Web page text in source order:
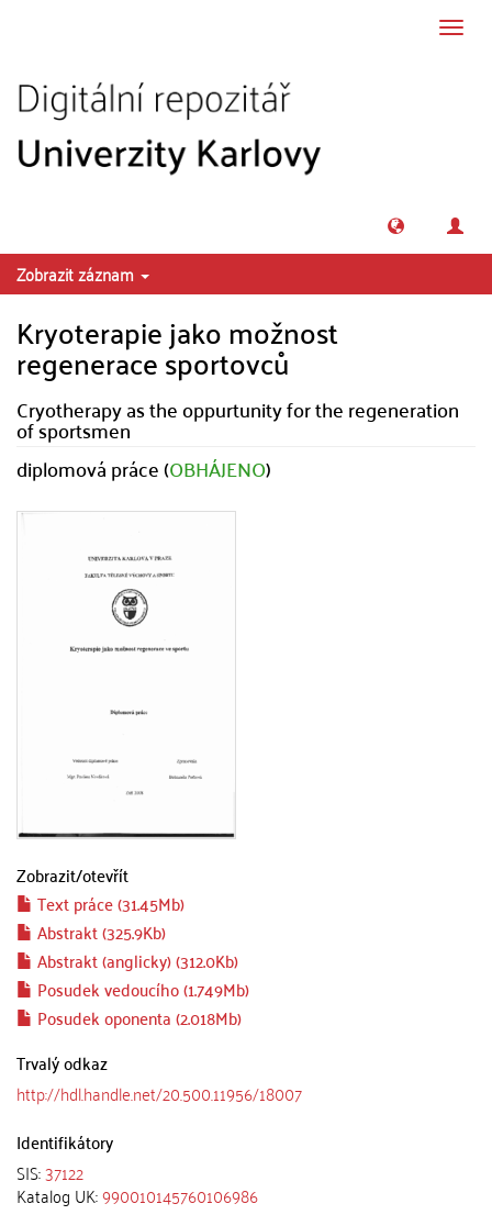
Zobrazit záznam
Kryoterapie jako možnost
regenerace sportovců
Cryotherapy as the oppurtunity for the regeneration
of sportsmen
diplomová práce (OBHÁJENO)
Zobrazit/otevřít
Text práce (31.45Mb)
Abstrakt (325.9Kb)
Abstrakt (anglicky) (312.0Kb)
Posudek vedoucího (1.749Mb)
Posudek oponenta (2.018Mb)
Trvalý odkaz
http://hdl.handle.net/20.500.11956/18007
Identifikátory
SIS:37122
Katalog UK:990010145760106986